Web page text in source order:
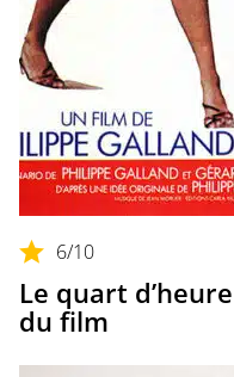
6/10
Le quart
du film